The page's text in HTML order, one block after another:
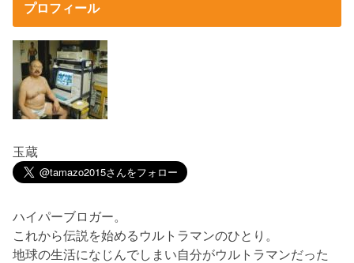
プロフィール
玉蔵
ハイパーブロガー。
これから伝説を始めるウルトラマンのひとり。
地球の生活になじんでしまい自分がウルトラマンだった